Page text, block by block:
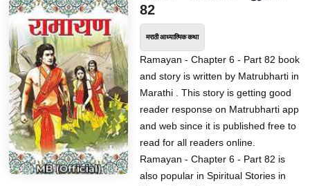
82
मराठी आध्यात्मिक कथा
Ramayan - Chapter 6 - Part 82 book
and story is written by Matrubharti in
Marathi . This story is getting good
reader response on Matrubharti app
and web since it is published free to
read for all readers online.
Ramayan - Chapter 6 - Part 82 is
also popular in Spiritual Stories in